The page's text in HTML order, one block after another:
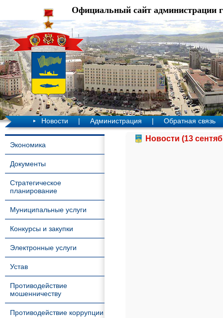
Официальный сайт администрации
Новости | Администрация | Обратная связь
Экономика
Документы
Стратегическое
планирование
Муниципальные услуги
Конкурсы и закупки
Электронные услуги
Устав
Противодействие
мошенничеству
Противодействие коррупции
Новости (13